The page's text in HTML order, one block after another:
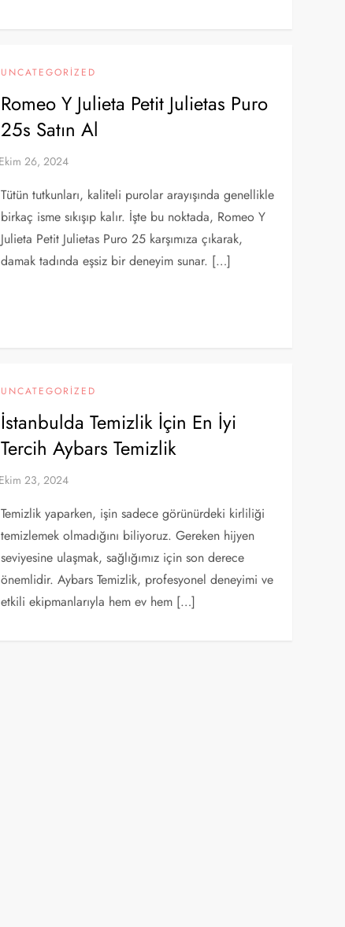
UNCATEGORIZED
Romeo Y Julieta Petit Julietas Puro
25s Satın Al
Tütün tutkunları, kaliteli purolar arayışında genellikle
birkaç isme sıkışıp kalır. İşte bu noktada, Romeo Y
Julieta Petit Julietas Puro 25 karşımıza çıkarak,
damak tadında eşsiz bir deneyim sunar. […]
UNCATEGORIZED
İstanbulda Temizlik İçin En İyi
Tercih Aybars Temizlik
Temizlik yaparken, işin sadece görünürdeki kirliliği
temizlemek olmadığını biliyoruz. Gereken hijyen
seviyesine ulaşmak, sağlığımız için son derece
önemlidir. Aybars Temizlik, profesyonel deneyimi ve
etkili ekipmanlarıyla hem ev hem […]